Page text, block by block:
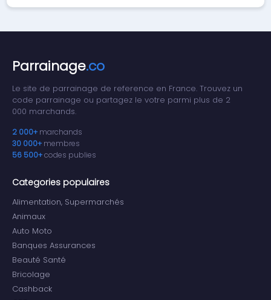
Parrainage.co
Le site de parrainage de reference en France. Trouvez un
code parrainage ou partagez le votre parmi plus de 2
000 marchands.
2 000+ marchands
30 000+ membres
56 500+codes publies
Categories populaires
Alimentation, Supermarchés
Animaux
Auto Moto
Banques Assurances
Beauté Santé
Bricolage
Cashback